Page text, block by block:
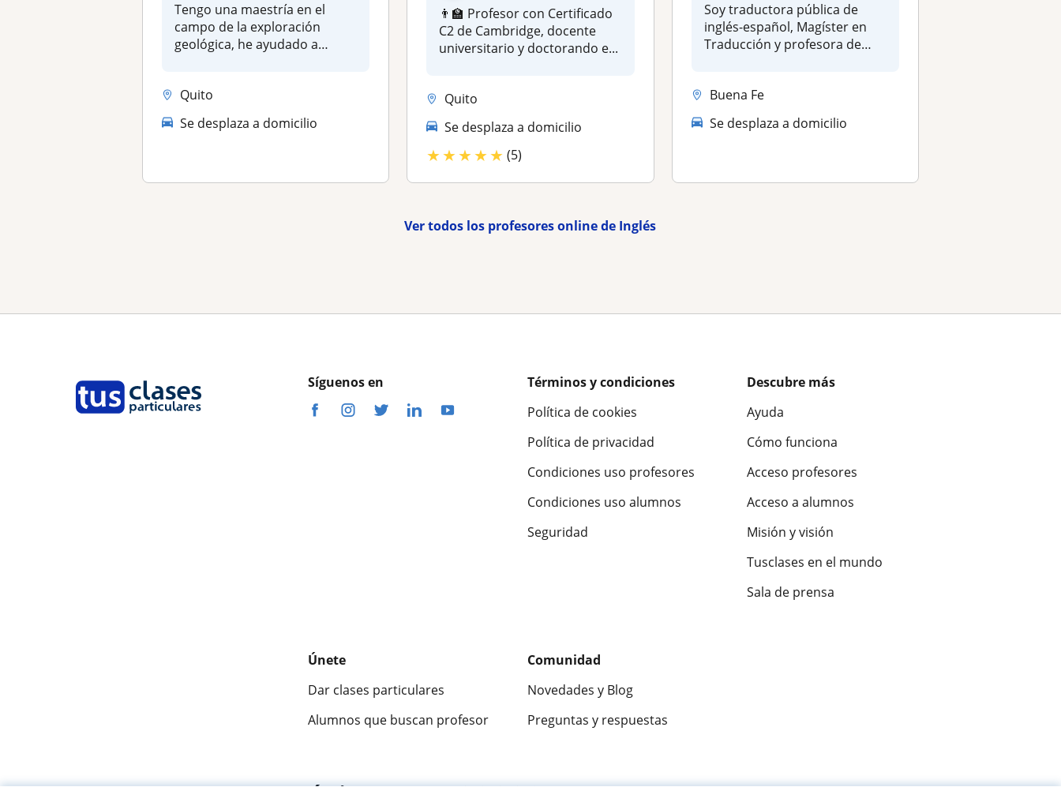
Tengo una maestría en el
campo de la exploración
geológica, he ayudado a
Quito
Se desplaza a domicilio
👨‍🏫 Profesor con Certificado
C2 de Cambridge, docente
universitario y doctorando e...
Quito
Se desplaza a domicilio
★★★★★ (5)
Soy traductora pública de
inglés-español, Magíster en
Traducción y profesora de
Buena Fe
Se desplaza a domicilio
Ver todos los profesores online de Inglés
Síguenos en
Términos y condiciones
Política de cookies
Política de privacidad
Condiciones uso profesores
Condiciones uso alumnos
Seguridad
Descubre más
Ayuda
Cómo funciona
Acceso profesores
Acceso a alumnos
Misión y visión
Tusclases en el mundo
Sala de prensa
Únete
Dar clases particulares
Alumnos que buscan profesor
Comunidad
Novedades y Blog
Preguntas y respuestas